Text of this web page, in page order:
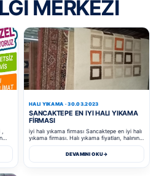
MERKEZI
HALI YIKAMA · 30.03.2023
SANCAKTEPE EN IYI HALI YIKAMA
FIRMASI
iyi halı yıkama firması Sancaktepe en iyi halı
yıkama firması. Halı yıkama fiyatları, halının
boyutu, türü, k...
DEVAMINI OKU→